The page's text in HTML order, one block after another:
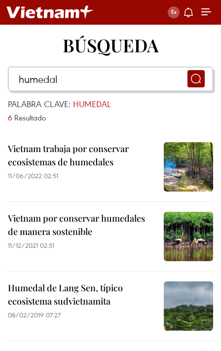
BÚSQUEDA
PALABRA CLAVE: HUMEDAL
6 Resultado
Vietnam trabaja por conservar
ecosistemas de humedales
11/06/2022 02:51
Vietnam por conservar humedales
de manera sostenible
11/12/2021 02:51
Humedal de Lang Sen, típico
ecosistema sudvietnamita
08/02/2019 07:27